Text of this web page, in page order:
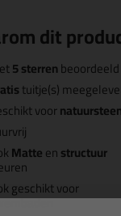
dit
5 sterrenbeoordeeld
tuitje(s)
voornatuursteen
Matteenstructuur
geschikt voor